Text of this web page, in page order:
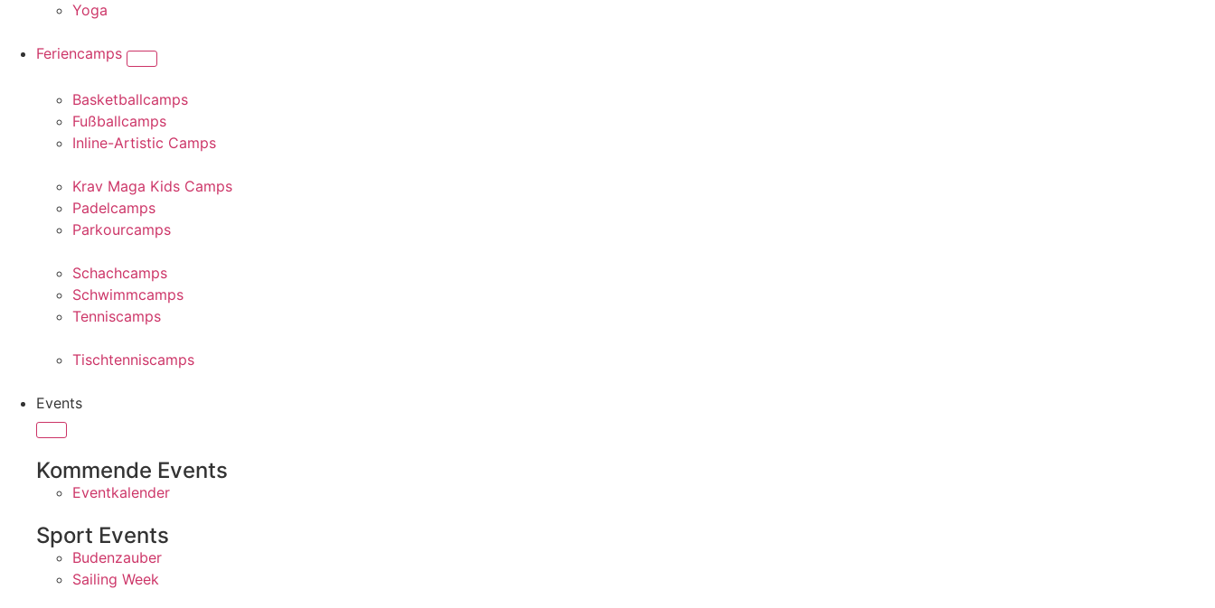
Yoga
Feriencamps
Basketballcamps
Fußballcamps
Inline-Artistic Camps
Krav Maga Kids Camps
Padelcamps
Parkourcamps
Schachcamps
Schwimmcamps
Tenniscamps
Tischtenniscamps
Events
Kommende Events
Eventkalender
Sport Events
Budenzauber
Sailing Week